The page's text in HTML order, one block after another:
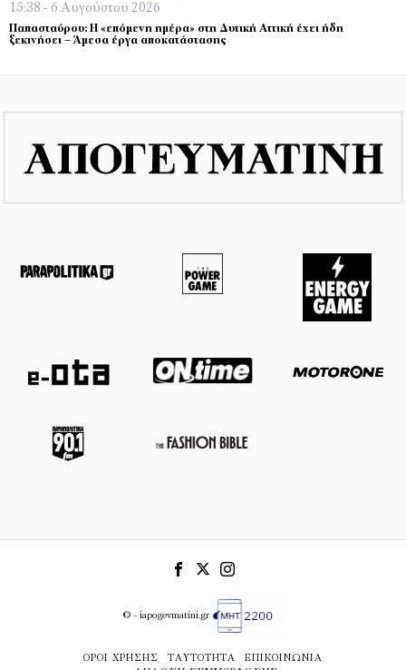
15:38 - 6 Αυγούστου 2026
Παπασταύρου: Η «επόμενη ημέρα» στη Δυτική Αττική έχει ήδη
ξεκινήσει – Άμεσα έργα αποκατάστασης
© - iapogevmatini.gr
ΌΡΟΙ ΧΡΉΣΗΣ ΤΑΥΤΌΤΗΤΑ
ΕΠΙΚΟΙΝΩΝΊΑ